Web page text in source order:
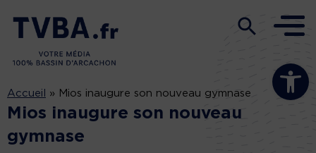
Ouvrir la
Accueil » Mios inaugure son nouveau gymnase
Mios inaugure son nouveau
gymnase